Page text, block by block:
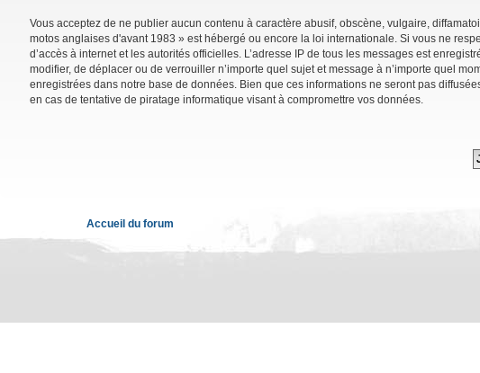
Vous acceptez de ne publier aucun contenu à caractère abusif, obscène, vulgaire,
motos anglaises d'avant 1983 » est hébergé ou encore la loi internationale. Si vous ne
d’accès à internet et les autorités officielles. L’adresse IP de tous les messages est
modifier, de déplacer ou de verrouiller n’importe quel sujet et message à n’importe quel
enregistrées dans notre base de données. Bien que ces informations ne seront pas
en cas de tentative de piratage informatique visant à compromettre vos données.
Accueil du forum